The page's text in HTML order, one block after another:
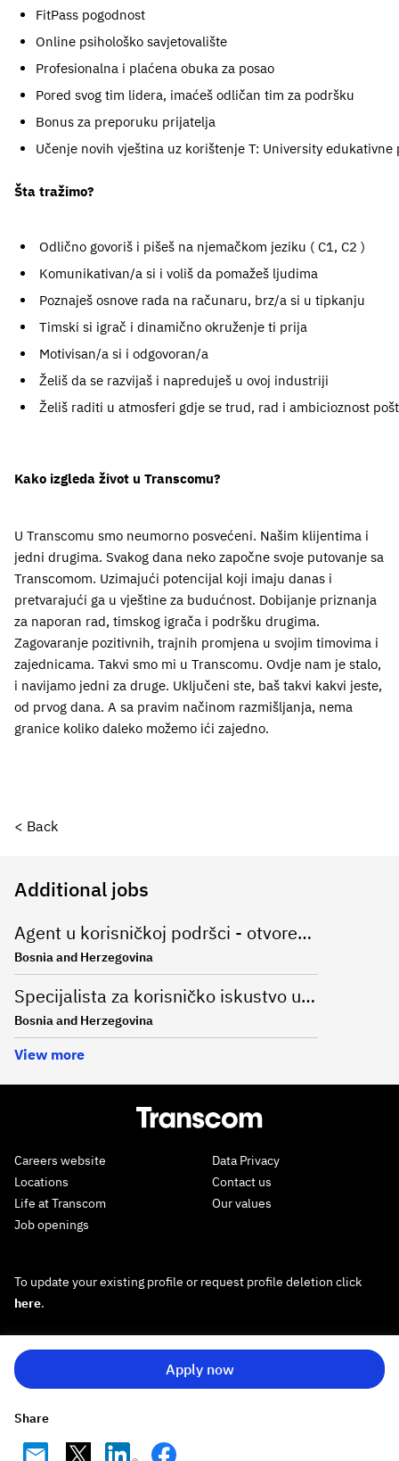
FitPass pogodnost
Online psihološko savjetovalište
Profesionalna i plaćena obuka za posao
Pored svog tim lidera, imaćeš odličan tim za podršku
Bonus za preporuku prijatelja
Učenje novih vještina uz korištenje T: University edukativne
Šta tražimo?
Odlično govoriš i pišeš na njemačkom jeziku ( C1, C2 )
Komunikativan/a si i voliš da pomažeš ljudima
Poznaješ osnove rada na računaru, brz/a si u tipkanju
Timski si igrač i dinamično okruženje ti prija
Motivisan/a si i odgovoran/a
Želiš da se razvijaš i napreduješ u ovoj industriji
Želiš raditi u atmosferi gdje se trud, rad i ambicioznost
Kako izgleda život u Transcomu?
U Transcomu smo neumorno posvećeni. Našim klijentima i
jedni drugima. Svakog dana neko započne svoje putovanje sa
Transcomom. Uzimajući potencijal koji imaju danas i
pretvarajući ga u vještine za budućnost. Dobijanje priznanja
za naporan rad, timskog igrača i podršku drugima.
Zagovaranje pozitivnih, trajnih promjena u svojim timovima i
zajednicama. Takvi smo mi u Transcomu. Ovdje nam je stalo,
i navijamo jedni za druge. Uključeni ste, baš takvi kakvi jeste,
od prvog dana. A sa pravim načinom razmišljanja, nema
granice koliko daleko možemo ići zajedno.
< Back
Apply now
Share
Additional jobs
Agent u korisničkoj podršci - otvorena molba
Bosnia and Herzegovina
Specijalista za korisničko iskustvo u oblasti online bankarstva na njemačkom jeziku (m/ž)
Bosnia and Herzegovina
View more
Careers website
Locations
Life at Transcom
Job openings
Data Privacy
Contact us
Our values
To update your existing profile or request profile deletion click
here.